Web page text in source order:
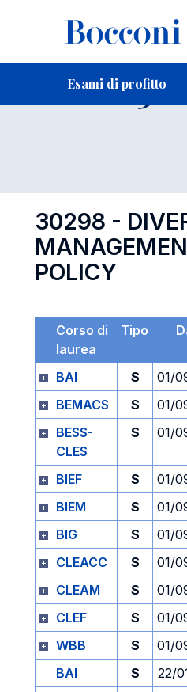
Esami di profitto
Esame
30298 -
POLICY
Corso di
laurea
Tipo
BAI
S 01/
BEMACS
S 01/
BESS-
CLES
S 01/
BIEF S 01/
BIEM
S 01/
BIG
S 01/
CLEACC
S 01/
CLEAM
S 01/
CLEF
S 01/
WBB
S 01/
BAI
S 22/